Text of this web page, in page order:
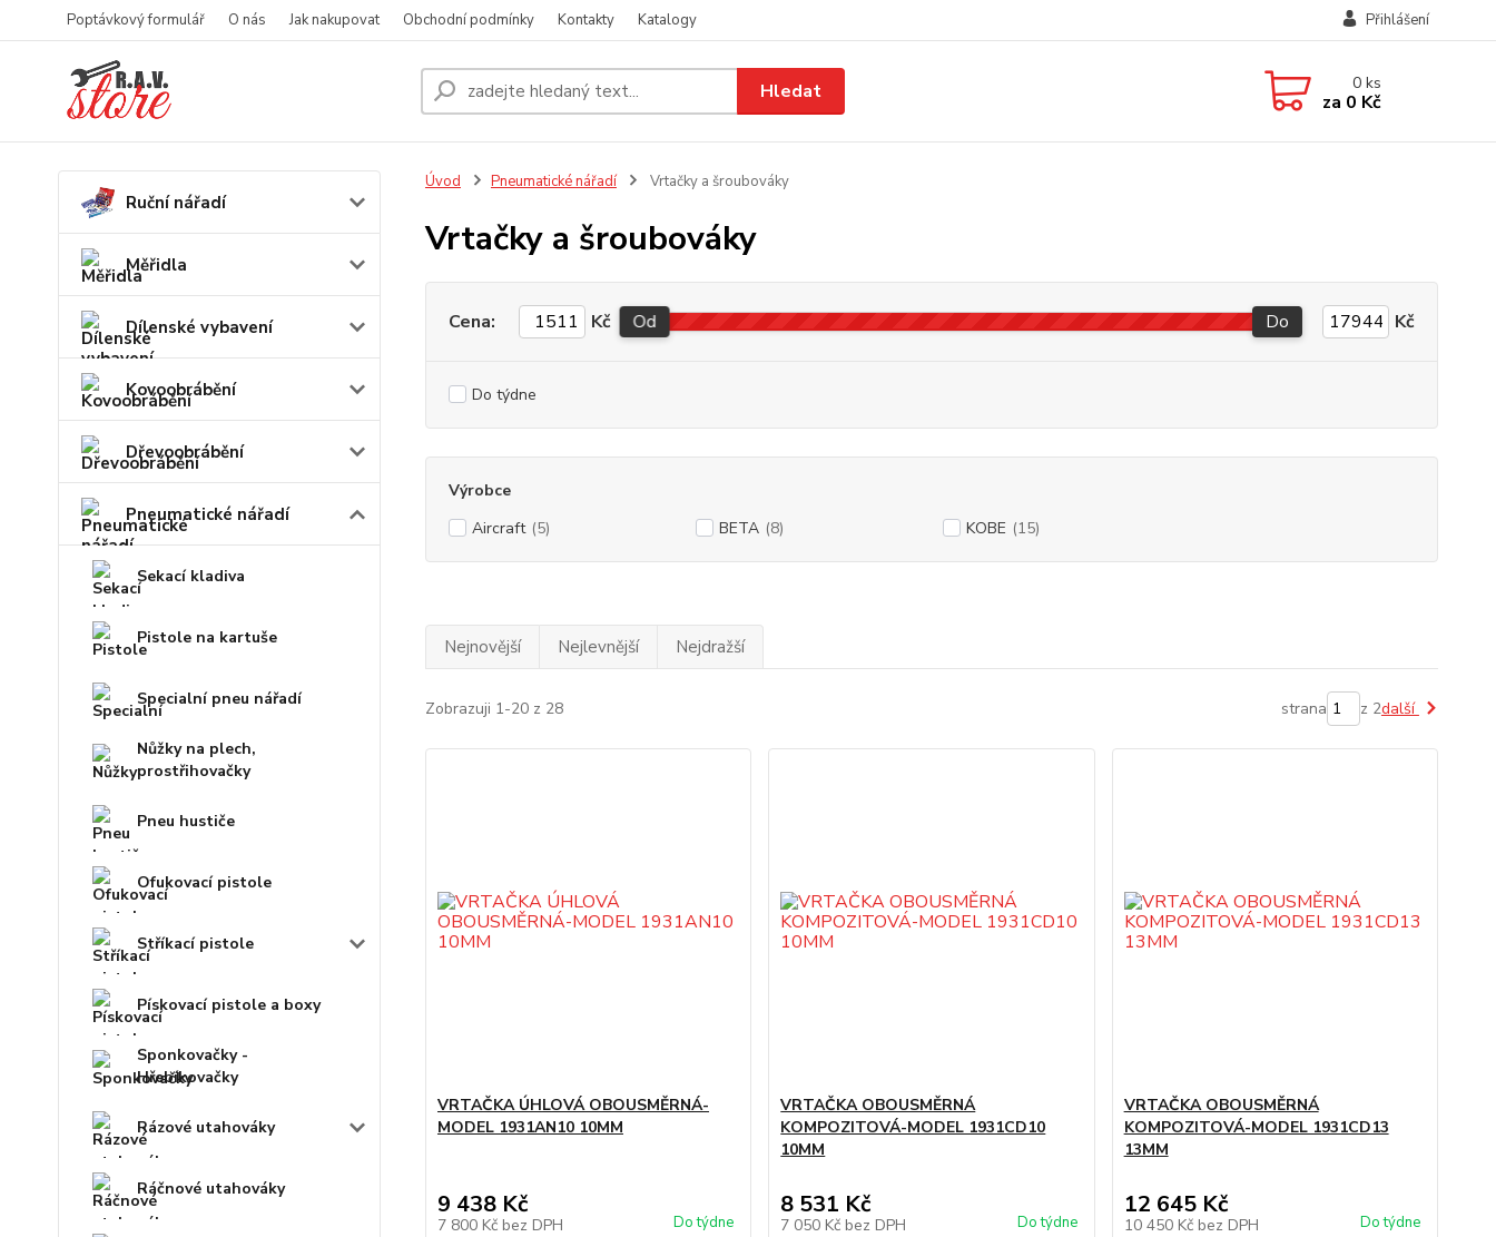
Poptávkový formulář O nás Jak nakupovat Obchodní podmínky Kontakty Katalogy Přihlášení
Hledat 0ks
za 0 Kč
Ruční nářadí
Měřidla
Dílenské vybavení
Kovoobrábění
Dřevoobrábění
Pneumatické nářadí
Sekací kladiva
Pistole na kartuše
Specialní pneu nářadí
Nůžky na plech,
prostřihovačky
Pneu hustiče
Ofukovací pistole
Stříkací pistole
Pískovací pistole a boxy
Sponkovačky -
Hřebíkovačky
Rázové utahováky
Ráčnové utahováky
Úvod Pneumatické nářadí Vrtačky a šroubováky
Vrtačky a šroubováky
Cena: Kč Od Do Kč
Do týdne
Výrobce
Aircraft (5) BETA (8) KOBE (15)
Nejnovější Nejlevnější Nejdražší
Zobrazuji 1-20 z 28 strana z 2další
VRTAČKA ÚHLOVÁ OBOUSMĚRNÁ-
MODEL 1931AN10 10MM
9 438 Kč
7 800 Kč bez DPH Do týdne
VRTAČKA OBOUSMĚRNÁ
KOMPOZITOVÁ-MODEL 1931CD10
10MM
8 531 Kč
7 050 Kč bez DPH Do týdne
VRTAČKA OBOUSMĚRNÁ
KOMPOZITOVÁ-MODEL 1931CD13
13MM
12 645 Kč
10 450 Kč bez DPH Do týdne